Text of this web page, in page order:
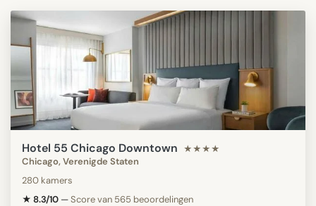
Hotel 55 Chicago Downtown ★★★★
Chicago, Verenigde Staten
280 kamers
★ 8.3/10 —Score van 565 beoordelingen